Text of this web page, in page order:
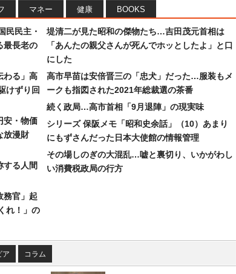
マネー 健康 BOOKS
民民主・
最長老の
わる」高
けずり回
安・物価
放漫財
する人間
務官」起
れ！」の
堤清二が見た昭和の傑物たち…吉田茂元首相は
「あんたの親父さんが死んでホッとしたよ」と口
にした
高市早苗は安倍晋三の「忠犬」だった…服装もメ
ークも指図された2021年総裁選の茶番
続く政局…高市首相「9月退陣」の現実味
シリーズ 保阪メモ「昭和史余話」（10）あまり
にもずさんだった日本大使館の情報管理
その場しのぎの大混乱…嘘と裏切り、いかがわし
い消費税政局の行方
ア コラム